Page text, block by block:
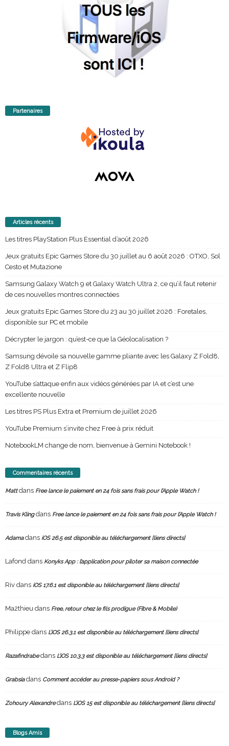
Partenaires
Articles récents
Les titres PlayStation Plus Essential d’août 2026
Jeux gratuits Epic Games Store du 30 juillet au 6 août 2026 : OTXO, Sol
Cesto et Mutazione
Samsung Galaxy Watch 9 et Galaxy Watch Ultra 2, ce qu’il faut retenir
de ces nouvelles montres connectées
Jeux gratuits Epic Games Store du 23 au 30 juillet 2026 : Foretales,
disponible sur PC et mobile
Décrypter le jargon : qu’est-ce que la Géolocalisation ?
Samsung dévoile sa nouvelle gamme pliante avec les Galaxy Z Fold8,
Z Fold8 Ultra et Z Flip8
YouTube s’attaque enfin aux vidéos générées par IA et c’est une
excellente nouvelle
Les titres PS Plus Extra et Premium de juillet 2026
YouTube Premium s’invite chez Free à prix réduit
NotebookLM change de nom, bienvenue à Gemini Notebook !
Commentaires récents
Mattdans Free lance le paiement en 24 fois sans frais pour l’Apple Watch !
Travis Klingdans Free lance le paiement en 24 fois sans frais pour l’Apple Watch !
Adamadans iOS 26.5 est disponible au téléchargement [liens directs]
Lafond dans Konyks App : l’application pour piloter sa maison connectée
Riv dans iOS 17.6.1 est disponible au téléchargement [liens directs]
Ma2thieu dans Free, retour chez le fils prodigue (Fibre & Mobile)
Philippe dans L’iOS 26.3.1 est disponible au téléchargement [liens directs]
Razafindrabedans L’iOS 10.3.3 est disponible au téléchargement [liens directs]
Grabsiadans Comment accéder au presse-papiers sous Android ?
Zohoury Alexandredans L’iOS 15 est disponible au téléchargement [liens directs]
Blogs Amis